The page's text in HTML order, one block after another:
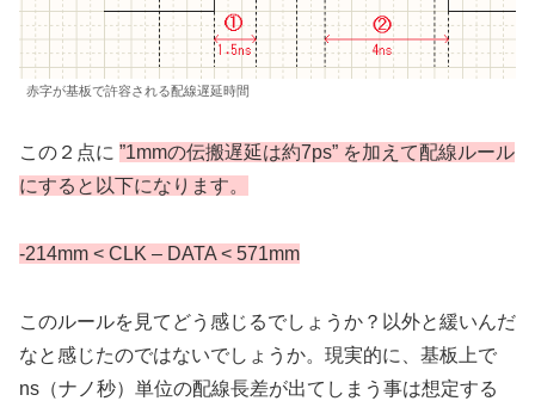
赤字が基板で許容される配線遅延時間
この２点に ”1mmの伝搬遅延は約7ps” を加えて配線ルール
にすると以下になります。
-214mm < CLK – DATA < 571mm
このルールを見てどう感じるでしょうか？以外と緩いんだ
なと感じたのではないでしょうか。現実的に、基板上で
ns（ナノ秒）単位の配線長差が出てしまう事は想定する